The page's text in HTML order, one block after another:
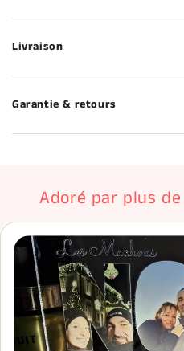
Livraison
Garantie & retours
Adoré par plus